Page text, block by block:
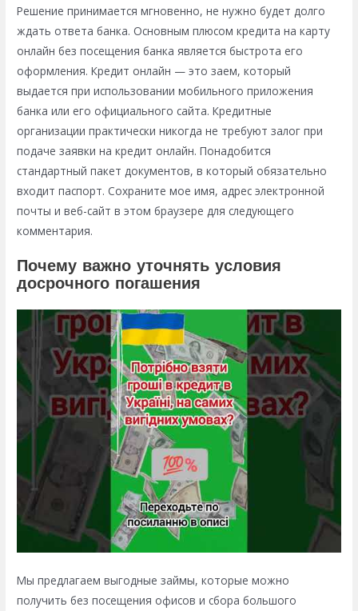
Решение принимается мгновенно, не нужно будет долго
ждать ответа банка. Основным плюсом кредита на карту
онлайн без посещения банка является быстрота его
оформления. Кредит онлайн — это заем, который
выдается при использовании мобильного приложения
банка или его официального сайта. Кредитные
организации практически никогда не требуют залог при
подаче заявки на кредит онлайн. Понадобится
стандартный пакет документов, в который обязательно
входит паспорт. Сохраните мое имя, адрес электронной
почты и веб-сайт в этом браузере для следующего
комментария.
Почему важно уточнять условия
досрочного погашения
Мы предлагаем выгодные займы, которые можно
получить без посещения офисов и сбора большого